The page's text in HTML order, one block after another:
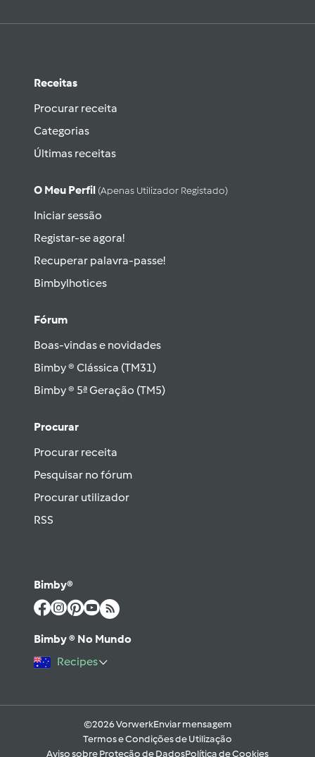
Receitas
Procurar receita
Categorias
Últimas receitas
O Meu Perfil (apenas Utilizador Registado)
Iniciar sessão
Registar-se agora!
Recuperar palavra-passe!
Bimbylhotices
Fórum
Boas-vindas e novidades
Bimby ® Clássica (TM31)
Bimby ® 5ª Geração (TM5)
Procurar
Procurar receita
Pesquisar no fórum
Procurar utilizador
RSS
Bimby®
Bimby ® No Mundo
Recipes
©2026 VorwerkEnviar mensagem
Termos e Condições de Utilização
Aviso sobre Proteção de DadosPolítica de Cookies